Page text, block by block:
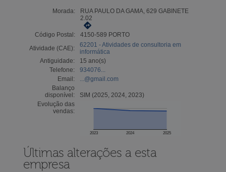
Morada:
RUA PAULO DA GAMA, 629 GABINETE
2.02
Código Postal:
4150-589 PORTO
Atividade (CAE):
62201 - Atividades de consultoria em
informática
Antiguidade:
15 ano(s)
Telefone:
934076...
Email:
...@gmail.com
Balanço
disponível:
SIM (2025, 2024, 2023)
Evolução das
vendas:
2023 2024 2025
Últimas alterações a esta
empresa